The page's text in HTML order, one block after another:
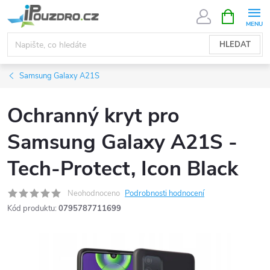
na
obsah
HLEDAT
NÁKUPNÍ
KOŠÍK
Samsung Galaxy A21S
Ochranný kryt pro
Samsung Galaxy A21S -
Tech-Protect, Icon Black
Neohodnoceno Podrobnosti hodnocení
Kód produktu: 0795787711699